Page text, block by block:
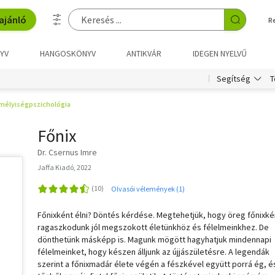
HANGOSKÖNYV ANTIKVÁR IDEGEN NYELVŰ
Segítség
Főnix
Dr. Csernus Imre
Jaffa Kiadó, 2022
Olvasói vélemények (1)
Főnixként élni? Döntés kérdése. Megtehetjük, hogy öreg
ragaszkodunk jól megszokott életünkhöz és félelmeinkhez. De
dönthetünk másképp is. Magunk mögött hagyhatjuk mindennapi
félelmeinket, hogy készen álljunk az újjászületésre. A legendák
szerint a főnixmadár élete végén a fészkével együtt porrá ég,